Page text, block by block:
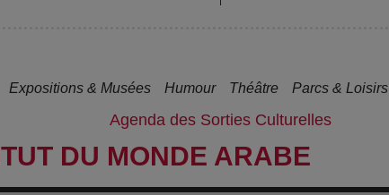
Expositions & Musées Humour Théâtre Parcs & Loisirs
Agenda des Sorties Culturelles
DU MONDE ARABE